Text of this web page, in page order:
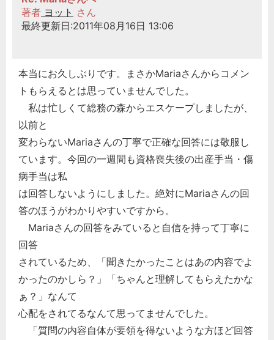
著者 ヨット さん
最終更新日:2011年08月16日 13:06
本当にお久しぶりです。まさかMariaさんからコメン
トもらえるとは思っていませんでした。
私は忙しくて総務の森からエスケープしましたが、
以前と
変わらないMariaさんの丁寧で正確な回答には敬服し
ています。今回の一週間も資格喪失後の出産手当・傷
病手当は私
は回答しないようにしました。絶対にMariaさんの回
答のほうがわかりやすいですから。
Mariaさんの回答をみていると自信を持って丁寧に
回答
されているため、「聞きたかったことはあの内容でよ
かったのかしら？」「ちゃんと理解してもらえたかな
ぁ？」なんて
心配をされてるなんて思ってませんでした。
「質問の内容自体が要領を得ないような方ほど回答